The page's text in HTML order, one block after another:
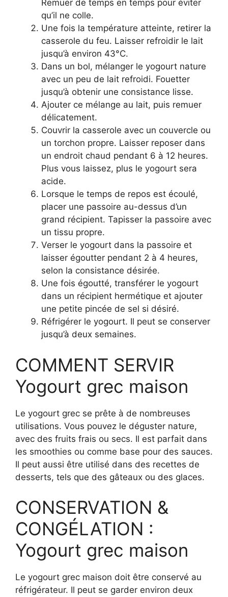
Remuer de temps en temps pour éviter
qu’il ne colle.
Une fois la température atteinte, retirer la
casserole du feu. Laisser refroidir le lait
jusqu’à environ 43°C.
Dans un bol, mélanger le yogourt nature
avec un peu de lait refroidi. Fouetter
jusqu’à obtenir une consistance lisse.
Ajouter ce mélange au lait, puis remuer
délicatement.
Couvrir la casserole avec un couvercle ou
un torchon propre. Laisser reposer dans
un endroit chaud pendant 6 à 12 heures.
Plus vous laissez, plus le yogourt sera
acide.
Lorsque le temps de repos est écoulé,
placer une passoire au-dessus d’un
grand récipient. Tapisser la passoire avec
un tissu propre.
Verser le yogourt dans la passoire et
laisser égoutter pendant 2 à 4 heures,
selon la consistance désirée.
Une fois égoutté, transférer le yogourt
dans un récipient hermétique et ajouter
une petite pincée de sel si désiré.
Réfrigérer le yogourt. Il peut se conserver
jusqu’à deux semaines.
COMMENT SERVIR
Yogourt grec maison
Le yogourt grec se prête à de nombreuses
utilisations. Vous pouvez le déguster nature,
avec des fruits frais ou secs. Il est parfait dans
les smoothies ou comme base pour des sauces.
Il peut aussi être utilisé dans des recettes de
desserts, tels que des gâteaux ou des glaces.
CONSERVATION &
CONGÉLATION :
Yogourt grec maison
Le yogourt grec maison doit être conservé au
réfrigérateur. Il peut se garder environ deux